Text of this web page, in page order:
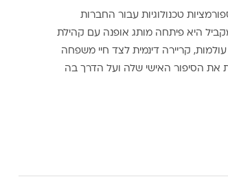
טכנולוגיות עבור החברות
היא פיתחה מותג אופנה עם קהילת
קריירה דינמית לצד חיי משפחה
את הסיפור האישי שלה ועל הדרך בה